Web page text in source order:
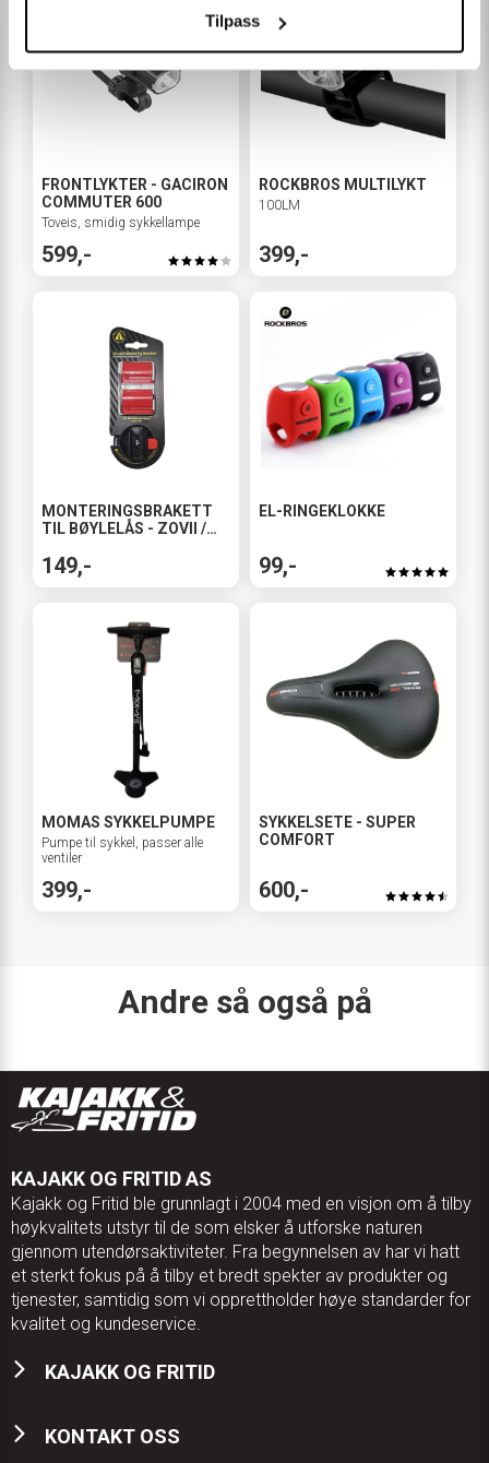
Tilpass
FRONTLYKTER - GACIRON
COMMUTER 600
Toveis, smidig sykkellampe
599,-
ROCKBROS MULTILYKT
100LM
399,-
MONTERINGSBRAKETT
TIL BØYLELÅS - ZOVII /
149,-
EL-RINGEKLOKKE
99,-
MOMAS SYKKELPUMPE
Pumpe til sykkel, passer alle
ventiler
399,-
SYKKELSETE - SUPER
COMFORT
600,-
Andre så også på
KAJAKK OG FRITID AS
Kajakk og Fritid ble grunnlagt i 2004 med en visjon om å tilby
høykvalitets utstyr til de som elsker å utforske naturen
gjennom utendørsaktiviteter. Fra begynnelsen av har vi hatt
et sterkt fokus på å tilby et bredt spekter av produkter og
tjenester, samtidig som vi opprettholder høye standarder for
kvalitet og kundeservice.
KAJAKK OG FRITID
KONTAKT OSS